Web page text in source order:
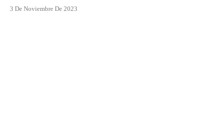
3 De Noviembre De 2023